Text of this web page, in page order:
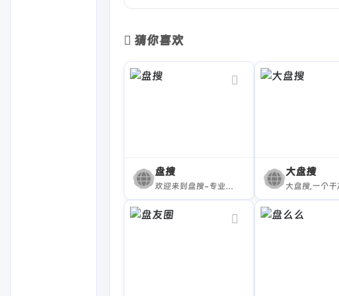
猜你喜欢
盘搜
欢迎来到盘搜-专业云盘资源搜索引擎！作为一款专注于提供便捷服务的专业网盘资源搜索引擎，盘搜致力于帮助每一位用户轻松访问存储于各大知名云存储服务（如阿里云盘、百度网盘等）中的海量信息。
大盘搜